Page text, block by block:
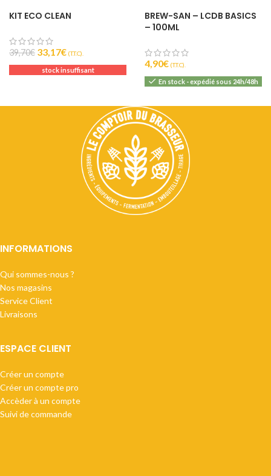
KIT ECO CLEAN
39,70€ 33,17€ (T.T.C).
stock insuffisant
BREW-SAN – LCDB BASICS
– 100ML
4,90€ (T.T.C).
En stock - expédié sous 24h/48h
INFORMATIONS
Qui sommes-nous ?
Nos magasins
Service Client
Livraisons
ESPACE CLIENT
Créer un compte
Créer un compte pro
Accèder à un compte
Suivi de commande